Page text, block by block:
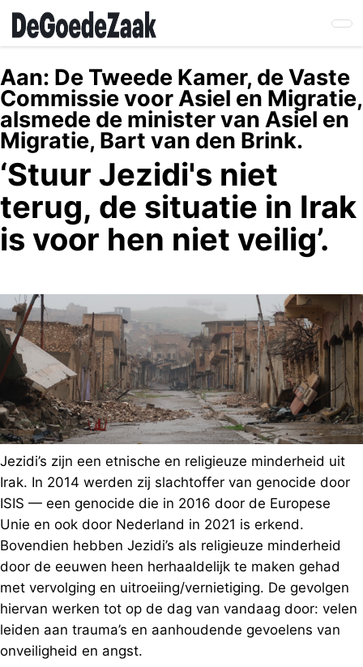
Skip
main
content
Aan: De Tweede Kamer, de Vaste
Commissie voor Asiel en Migratie,
alsmede de minister van Asiel en
Migratie, Bart van den Brink.
‘Stuur Jezidi's niet
terug, de situatie in Irak
is voor hen niet veilig’.
Jezidi’s zijn een etnische en religieuze minderheid uit
Irak. In 2014 werden zij slachtoffer van genocide door
ISIS — een genocide die in 2016 door de Europese
Unie en ook door Nederland in 2021 is erkend.
Bovendien hebben Jezidi’s als religieuze minderheid
door de eeuwen heen herhaaldelijk te maken gehad
met vervolging en uitroeiing/vernietiging. De gevolgen
hiervan werken tot op de dag van vandaag door: velen
leiden aan trauma’s en aanhoudende gevoelens van
onveiligheid en angst.